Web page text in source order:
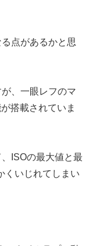
点があるかと思
、一眼レフのマ
搭載されていま
ISOの最大値と最
くいじれてしまい